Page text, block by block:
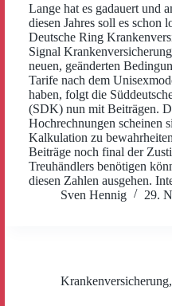
Lange hat es gadauert und
diesen Jahres soll es schon
Deutsche Ring
Signal
neuen, geänderten
Tarife nach dem
haben, folgt die
(SDK) nun mit Beiträgen.
Hochrechnungen scheinen
Kalkulation zu
Beiträge noch final der
Treuhändlers benötigen
diesen Zahlen ausgehen.
Sven Hennig
29.
Krankenversicherung,